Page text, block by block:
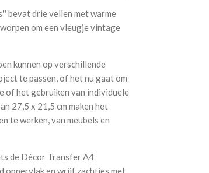
bevat drie vellen met warme
om een ​​vleugje vintage
kunnen op verschillende
te passen, of het nu gaat om
of het gebruiken van individuele
27,5 x 21,5 cm maken het
te werken, van meubels en
de Décor Transfer A4
oppervlak en wrijf zachtjes met